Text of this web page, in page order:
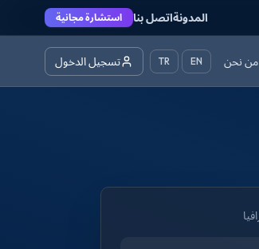
المدونةاتصل بنا استشارة مجانية
من نحن EN
TR تسجيل الدخول